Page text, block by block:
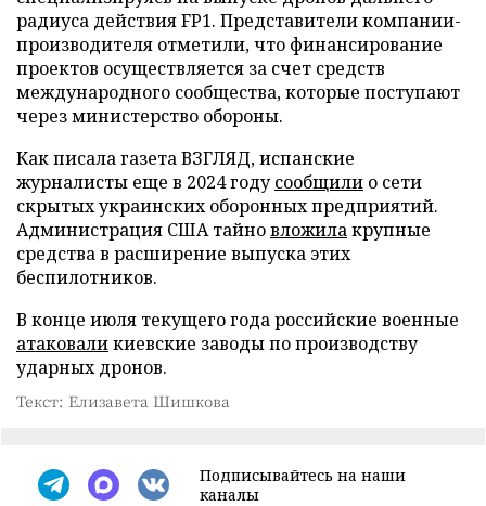
радиуса действия FP1. Представители компании-
производителя отметили, что финансирование
проектов осуществляется за счет средств
международного сообщества, которые поступают
через министерство обороны.
Как писала газета ВЗГЛЯД, испанские
журналисты еще в 2024 годусообщили о сети
скрытых украинских оборонных предприятий.
Администрация США тайновложилакрупные
средства в расширение выпуска этих
беспилотников.
В конце июля текущего года российские военные
атаковаликиевские заводы по производству
ударных дронов.
Текст: Елизавета Шишкова
Подписывайтесь на наши
каналы